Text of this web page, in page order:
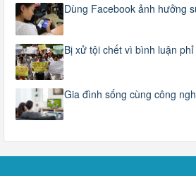
Dùng Facebook ảnh hưởng
Bị xử tội chết vì bình luận
Gia đình sống cùng công